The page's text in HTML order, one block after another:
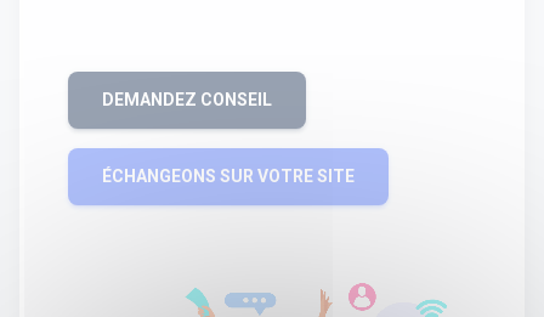
DEMANDEZ CONSEIL
ÉCHANGEONS SUR VOTRE SITE